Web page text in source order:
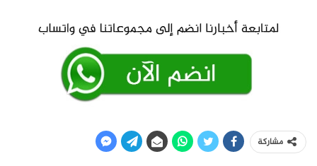
مشاركة